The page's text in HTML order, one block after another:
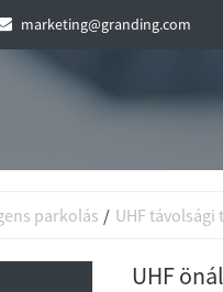
marketing@granding.com
parkolás UHF távolsági
UHF